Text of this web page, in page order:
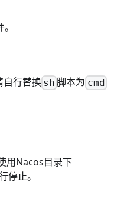
行替换 sh 脚本为 cmd
用Nacos目录下
停止。